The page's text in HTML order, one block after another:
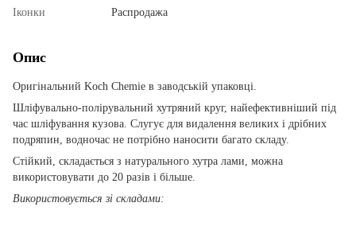
Іконки
Распродажа
Опис
Оригінальний Koch Chemie в заводській упаковці.
Шліфувально-полірувальний хутряний круг, найефективніший під
час шліфування кузова. Слугує для видалення великих і дрібних
подряпин, водночас не потрібно наносити багато складу.
Стійкий, складається з натурального хутра лами, можна
використовувати до 20 разів і більше.
Використовується зі складами: